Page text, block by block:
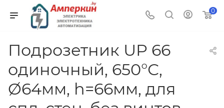
0
Подрозетник UP 66
одиночный, 650°С,
Ø64мм, h=66мм, для